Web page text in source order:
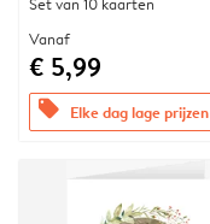
Vanaf
€ 5,99
offers Elke dag lage prijzen